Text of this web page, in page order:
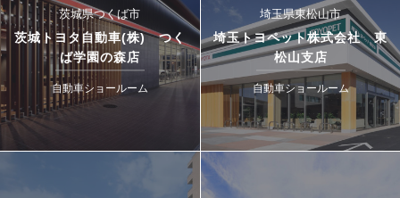
茨城県つくば市
茨城トヨタ自動車(株) つく
ば学園の森店
自動車ショールーム
埼玉県東松山市
埼玉トヨペット株式会社 東
松山支店
自動車ショールーム